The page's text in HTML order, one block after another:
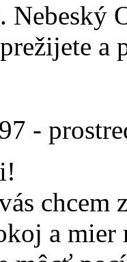
Nebeský
a
-
chcem
a mier